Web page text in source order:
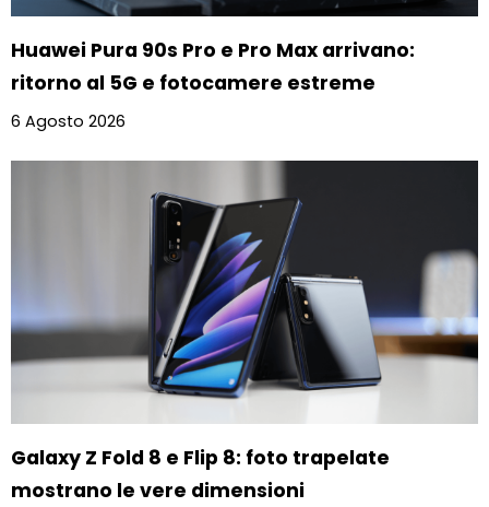
Huawei Pura 90s Pro e Pro Max arrivano:
ritorno al 5G e fotocamere estreme
6 Agosto 2026
Galaxy Z Fold 8 e Flip 8: foto trapelate
mostrano le vere dimensioni